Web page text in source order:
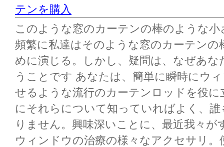
テンを購入
このような窓のカーテンの棒のような
頻繁に私達はそのような窓のカーテン
めに演じる。しかし、疑問は、なぜあ
うことです あなたは、簡単に瞬時にウ
せるような流行のカーテンロッドを役
にそれらについて知っていればよく、
りません。興味深いことに、最近我々
ウィンドウの治療の様々なアクセサリ